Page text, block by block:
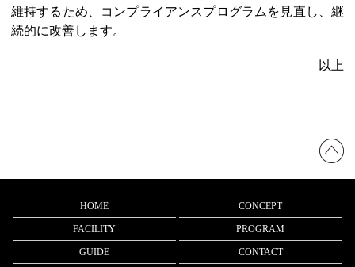
維持するため、コンプライアンスプログラムを見直し、継
続的に改善します。
以上
HOME CONCEPT
FACILITY PROGRAM
GUIDE CONTACT